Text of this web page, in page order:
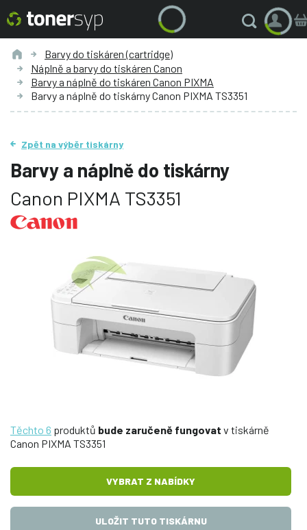
Barvy do tiskáren (cartridge)
Náplně a barvy do tiskáren Canon
Barvy a náplně do tiskáren Canon PIXMA
Barvy a náplně do tiskárny Canon PIXMA TS3351
Zpět na výběr tiskárny
Barvy a náplně do tiskárny
Canon PIXMA TS3351
Těchto 6 produktů bude zaručeně fungovat v tiskárně
Canon PIXMA TS3351
VYBRAT Z NABÍDKY
ULOŽIT TUTO TISKÁRNU